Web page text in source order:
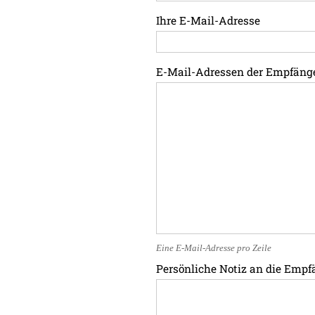
Ihre E-Mail-Adresse
E-Mail-Adressen der
Eine E-Mail-Adresse pro Zeile
Persönliche Notiz an die